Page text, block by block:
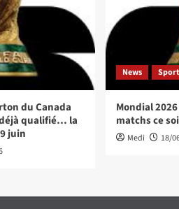
du Canada
qualifié… la
juin
News Sport
Mondial
matchs ce
Medi 18/